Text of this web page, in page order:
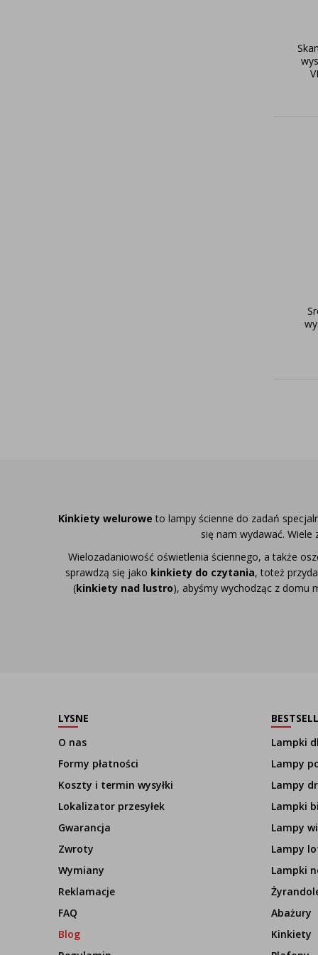
Kinkiety welurowe to lampy ścienne do zadań
się nam wydawać.
Wielozadaniowość oświetlenia ściennego, a także
sprawdzą się jako kinkiety do czytania, toteż
(kinkiety nad lustro), abyśmy wychodząc z domu
LYSNE
O nas
Formy płatności
Koszty i termin wysyłki
Lokalizator przesyłek
Gwarancja
Zwroty
Wymiany
Reklamacje
FAQ
Blog
Lampki
Lampy
Lampy
Lampki
Lampy
Lampy
Lampki
Abażury
Kinkiety